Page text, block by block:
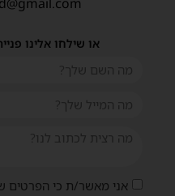
או שילחו אלינו
אני מאשר/ת כי הפרטים